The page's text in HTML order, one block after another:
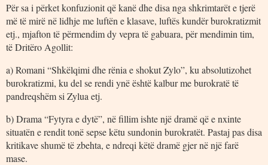
Për sa i përket konfuzionit që kanë dhe disa nga shkrimtarët e tjerë
më të mirë në lidhje me luftën e klasave, luftës kundër burokratizmit
etj., mjafton të përmendim dy vepra të gabuara, për mendimin tim,
të Dritëro Agollit:
a) Romani “Shkëlqimi dhe rënia e shokut Zylo”, ku absolutizohet
burokratizmi, ku del se rendi ynë është kalbur me burokratë të
pandreqshëm si Zylua etj.
b) Drama “Fytyra e dytë”, në fillim ishte një dramë që e nxinte
situatën e rendit tonë sepse këtu sundonin burokratët. Pastaj pas disa
kritikave shumë të zbehta, e ndreqi këtë dramë gjer në një farë
mase.